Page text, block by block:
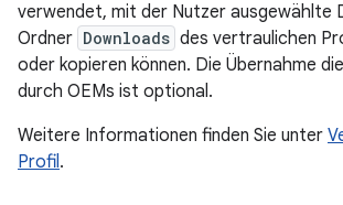
verwendet, mit der Nutzer ausgewählte
Ordner Downloads des vertraulichen
oder kopieren können. Die Übernahme
durch OEMs ist optional.
Weitere Informationen finden Sie unter
Profil.